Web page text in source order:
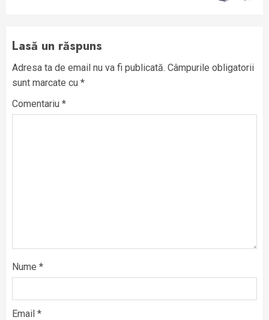
Lasă un răspuns
Adresa ta de email nu va fi publicată. Câmpurile obligatorii
sunt marcate cu *
Comentariu *
Nume *
Email *